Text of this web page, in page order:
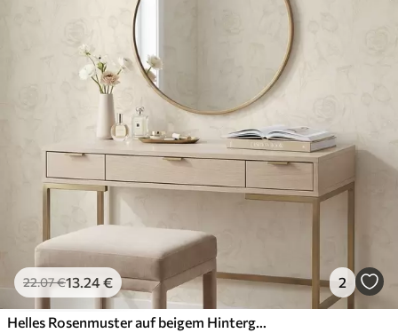
22.07€13.24€ 2
Helles Rosenmuster auf beigem Hintergrund